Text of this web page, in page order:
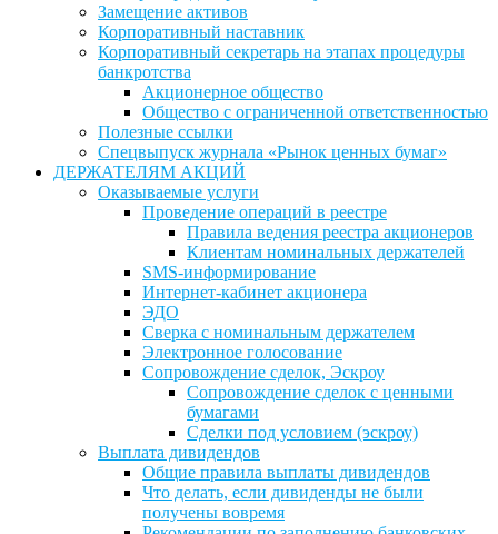
Замещение активов
Корпоративный наставник
Корпоративный секретарь на этапах процедуры
банкротства
Акционерное общество
Общество с ограниченной ответственностью
Полезные ссылки
Спецвыпуск журнала «Рынок ценных бумаг»
ДЕРЖАТЕЛЯМ АКЦИЙ
Оказываемые услуги
Проведение операций в реестре
Правила ведения реестра акционеров
Клиентам номинальных держателей
SMS-информирование
Интернет-кабинет акционера
ЭДО
Сверка с номинальным держателем
Электронное голосование
Сопровождение сделок, Эскроу
Сопровождение сделок с ценными
бумагами
Сделки под условием (эскроу)
Выплата дивидендов
Общие правила выплаты дивидендов
Что делать, если дивиденды не были
получены вовремя